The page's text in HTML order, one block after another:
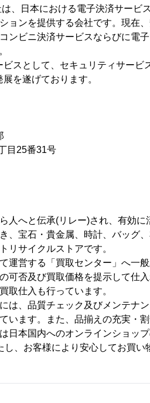
、日本における電子決済サービ
ョンを提供する会社です。現在
ンビニ決済サービスならびに電
スとして、セキュリティサービ
を遂げております。
目25番31号
人へと伝承(リレー)され、有効
、宝石・貴金属、時計、バッグ
リサイクルストアです。
運営する「買取センター」へ一
可否及び買取価格を提示して仕
取仕入も行っています。
は、品質チェック及びメンテナ
います。また、品揃えの充実・
日本国内へのオンラインショップ
、お客様により安心してお買